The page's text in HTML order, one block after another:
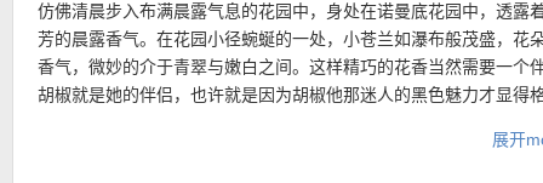
【MAX MARA 短款系带大衣 直接5折仅534欧！】轻盈，也能有力
长比例，打造天生好身形。 55%初剪羊毛+30%丝绸+15%羊绒的高
袖口设计增加穿搭灵活性，肩部标识提花细节展现品牌经典风范。
＋按扣设计，保暖高领，兼具实用与精致感。翻面穿设计，多变风
件等于买两件！
仿佛清晨步入布满晨露气息的花园中，身处在诺曼底花园中，透露
芳的晨露香气。在花园小径蜿蜒的一处，小苍兰如瀑布般茂盛，花
香气，微妙的介于青翠与嫩白之间。这样精巧的花香当然需要一个
胡椒就是她的伴侣，也许就是因为胡椒他那迷人的黑色魅力才显得
展开